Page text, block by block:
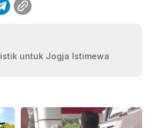
untuk Jogja Istimewa